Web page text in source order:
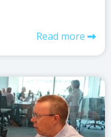
Read more